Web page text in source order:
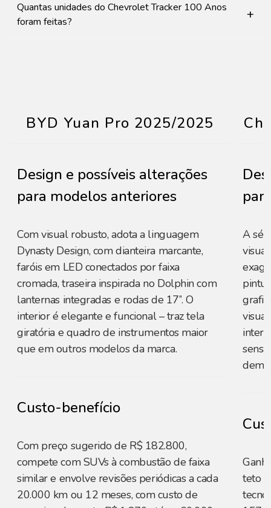
Quantas unidades do Chevrolet Tracker 100 Anos
foram feitas?
+
BYD Yuan Pro 2025/2025
Design e possíveis alterações
para modelos anteriores
Com visual robusto, adota a linguagem
Dynasty Design, com dianteira marcante,
faróis em LED conectados por faixa
cromada, traseira inspirada no Dolphin com
lanternas integradas e rodas de 17’’. O
interior é elegante e funcional – traz tela
giratória e quadro de instrumentos maior
que em outros modelos da marca.
Custo-benefício
Com preço sugerido de R$ 182.800,
compete com SUVs à combustão de faixa
similar e envolve revisões periódicas a cada
20.000 km ou 12 meses, com custo de
A
teto